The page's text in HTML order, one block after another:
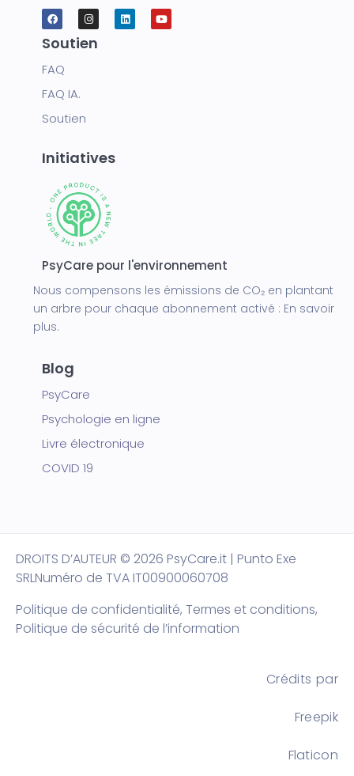
Soutien
FAQ
FAQ IA.
Soutien
Initiatives
PsyCare pour l'environnement
Nous compensons les émissions de CO₂ en plantant
un arbre pour chaque abonnement activé : En savoir
plus.
Blog
PsyCare
Psychologie en ligne
Livre électronique
COVID 19
DROITS D’AUTEUR © 2026 PsyCare.it | Punto Exe
SRLNuméro de TVA IT00900060708
Politique de confidentialité, Termes et conditions,
Politique de sécurité de l’information
Crédits par
Freepik
Flaticon